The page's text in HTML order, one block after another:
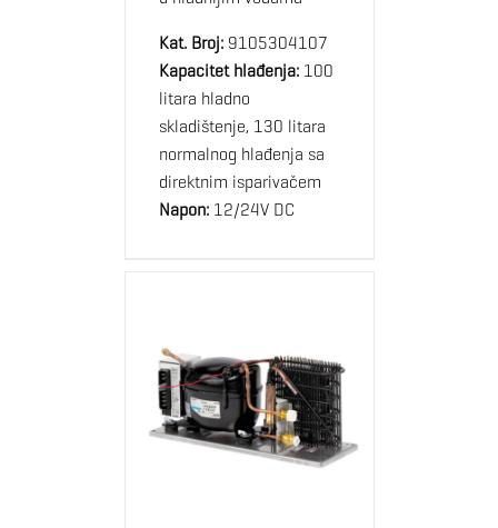
Kat. Broj:9105304107
Kapacitet hlađenja:100
litara hladno
skladištenje, 130 litara
normalnog hlađenja sa
direktnim isparivačem
Napon:12/24V DC